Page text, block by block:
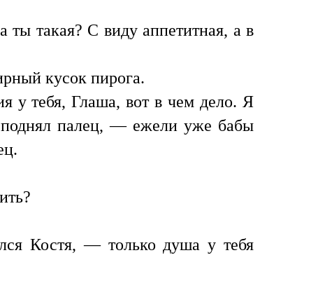
такая? С виду аппетитная, а в
кусок пирога.
у тебя, Глаша, вот в чем дело. Я
палец, — ежели уже бабы
Костя, — только душа у тебя